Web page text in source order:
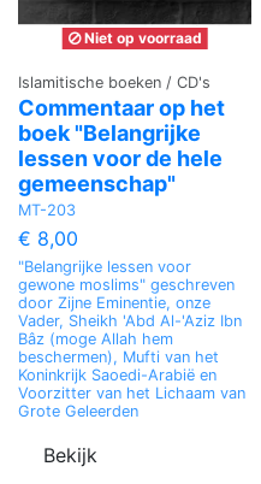
Niet op voorraad
Islamitische boeken / CD's
Commentaar op het
boek "Belangrijke
lessen voor de hele
gemeenschap"
MT-203
€ 8,00
"Belangrijke lessen voor
gewone moslims" geschreven
door Zijne Eminentie, onze
Vader, Sheikh 'Abd Al-'Aziz Ibn
Bâz (moge Allah hem
beschermen), Mufti van het
Koninkrijk Saoedi-Arabië en
Voorzitter van het Lichaam van
Grote Geleerden
Bekijk